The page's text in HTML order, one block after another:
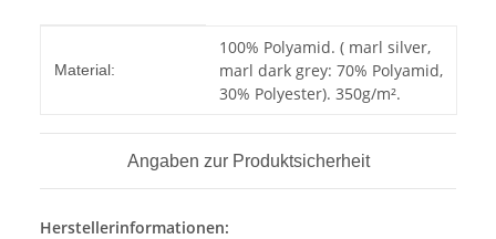
Material:
100% Polyamid. ( marl silver,
marl dark grey: 70% Polyamid,
30% Polyester). 350g/m².
Angaben zur Produktsicherheit
Herstellerinformationen: